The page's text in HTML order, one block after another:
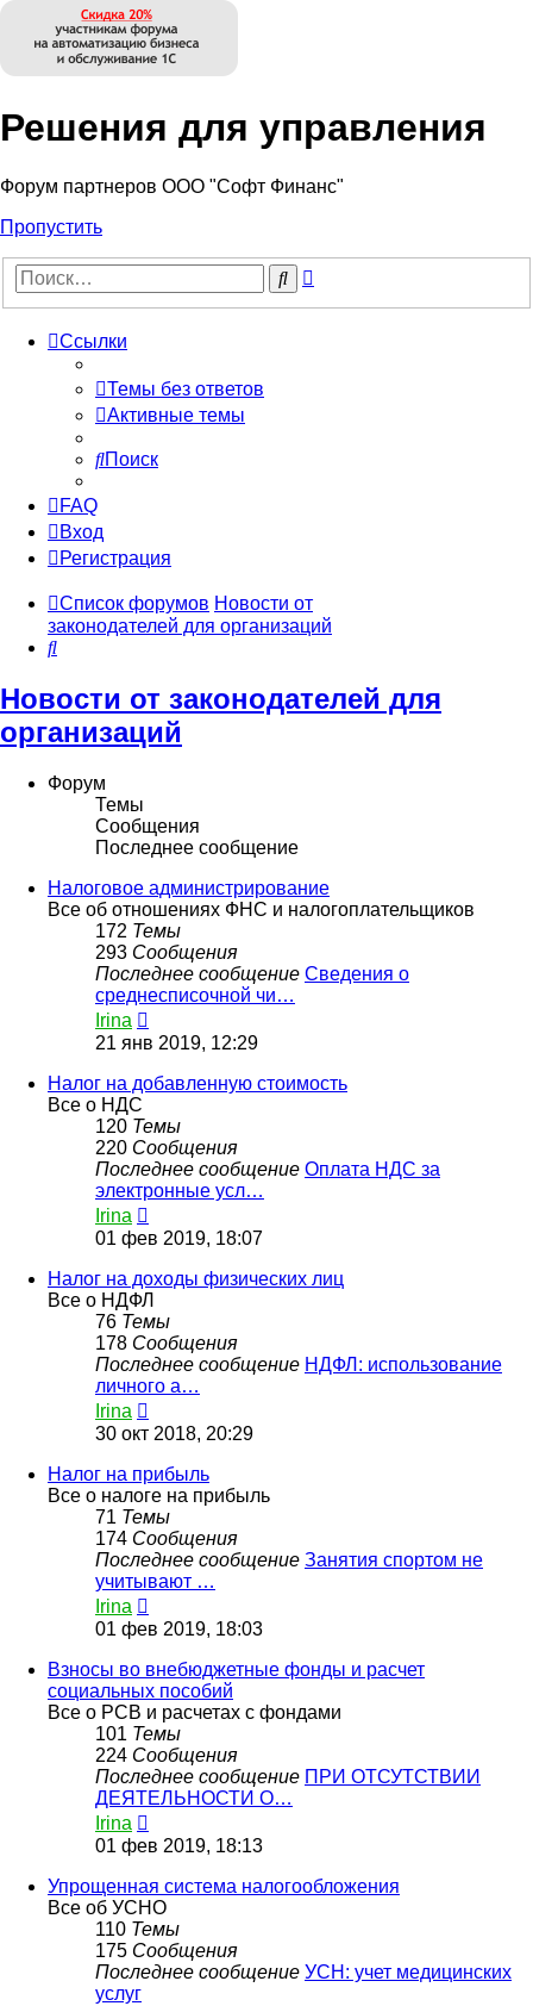
Решения для управления
Форум партнеров ООО "Софт Финанс"
Пропустить
Поиск
Ссылки
Темы без ответов
Активные темы
Поиск
FAQ
Вход
Регистрация
Список форумов Новости от
законодателей для организаций
Поиск
Новости от законодателей для
организаций
Форум
Темы
Сообщения
Последнее сообщение
Налоговое администрирование
Все об отношениях ФНС и налогоплательщиков
172 Темы
293 Сообщения
Последнее сообщение Сведения о
среднесписочной чи…
Irina
к
последнему
сообщению
21 янв 2019, 12:29
Налог на добавленную стоимость
Все о НДС
120 Темы
220 Сообщения
Последнее сообщение Оплата НДС за
электронные усл…
Irina
к
последнему
сообщению
01 фев 2019, 18:07
Налог на доходы физических лиц
Все о НДФЛ
76 Темы
178 Сообщения
Последнее сообщение НДФЛ: использование
личного а…
Irina
к
последнему
сообщению
30 окт 2018, 20:29
Налог на прибыль
Все о налоге на прибыль
71 Темы
174 Сообщения
Последнее сообщение Занятия спортом не
учитывают …
Irina
к
последнему
сообщению
01 фев 2019, 18:03
Взносы во внебюджетные фонды и расчет
социальных пособий
Все о РСВ и расчетах с фондами
101 Темы
224 Сообщения
Последнее сообщение ПРИ ОТСУТСТВИИ
ДЕЯТЕЛЬНОСТИ О…
Irina
к
последнему
сообщению
01 фев 2019, 18:13
Упрощенная система налогообложения
Все об УСНО
110 Темы
175 Сообщения
Последнее сообщение УСН: учет медицинских
услуг